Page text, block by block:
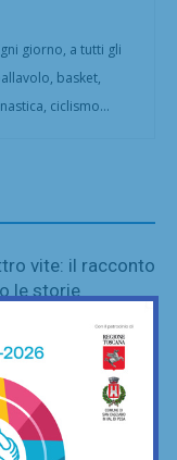
giorno, a tutti gli
basket,
ciclismo...
vite: il racconto
le storie
Coppa 6